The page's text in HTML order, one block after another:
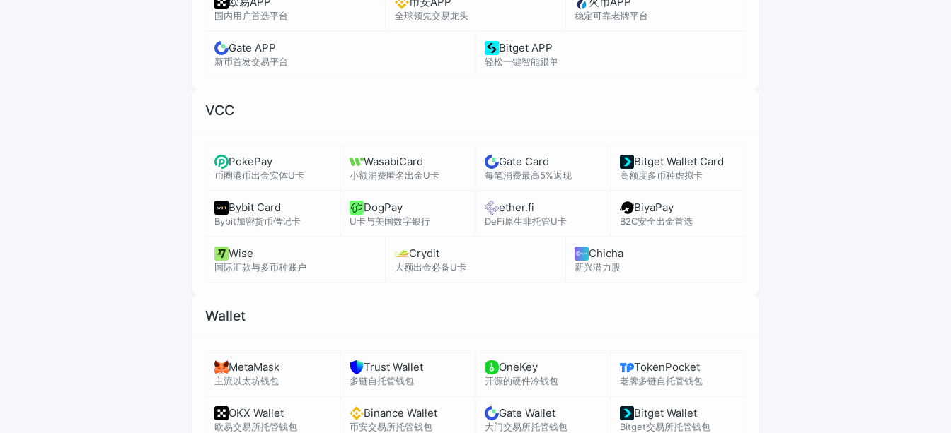
国内用户首选平台 全球领先交易龙头 稳定可靠老牌平台
Gate APP
新币首发交易平台
Bitget APP
轻松一键智能跟单
VCC
PokePay
币圈港币出金实体U卡
WasabiCard
小额消费匿名出金U卡
Gate Card
每笔消费最高5%返现
Bitget Wallet Card
高额度多币种虚拟卡
Bybit Card
Bybit加密货币借记卡
DogPay
U卡与美国数字银行
ether.fi
DeFi原生非托管U卡
BiyaPay
B2C安全出金首选
Wise
国际汇款与多币种账户
Crydit
大额出金必备U卡
Chicha
新兴潜力股
Wallet
MetaMask
主流以太坊钱包
Trust Wallet
多链自托管钱包
OneKey
开源的硬件冷钱包
TokenPocket
老牌多链自托管钱包
OKX Wallet
欧易交易所托管钱包
Binance Wallet
币安交易所托管钱包
Gate Wallet
大门交易所托管钱包
Bitget Wallet
Bitget交易所托管钱包